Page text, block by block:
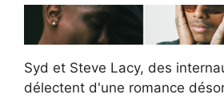
Syd et Steve Lacy, des
délectent d'une romance